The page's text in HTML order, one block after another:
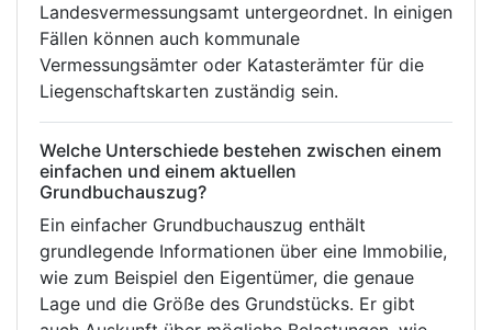
Landesvermessungsamt untergeordnet. In einigen
Fällen können auch kommunale
Vermessungsämter oder Katasterämter für die
Liegenschaftskarten zuständig sein.
Welche Unterschiede bestehen zwischen einem
einfachen und einem aktuellen
Grundbuchauszug?
Ein einfacher Grundbuchauszug enthält
grundlegende Informationen über eine Immobilie,
wie zum Beispiel den Eigentümer, die genaue
Lage und die Größe des Grundstücks. Er gibt